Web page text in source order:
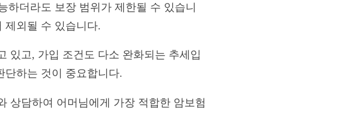
하더라도 보장 범위가 제한될 수 있습니
제외될 수 있습니다.
있고, 가입 조건도 다소 완화되는 추세입
단하는 것이 중요합니다.
상담하여 어머님에게 가장 적합한 암보험